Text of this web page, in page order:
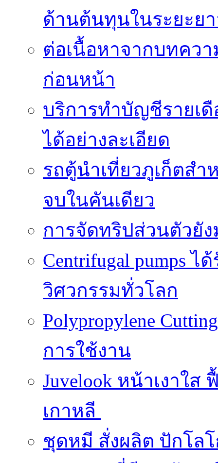
ด้านต้นทุนในระยะย
ต่อเนื้อหาจากบทคว
ก่อนหน้า
บริการทำบัญชีรายเ
ได้อย่างละเอียด
รถตู้นำเที่ยวภูเก็ตสำ
จบในคันเดียว
การจัดทริปส่วนตัวยั
Centrifugal pumps
วิศวกรรมทั่วโลก
Polypropylene
การใช้งาน
Juvelook หน้าเงาใส
เกาหลี
ชุดหมี สั่งผลิต ปักโล